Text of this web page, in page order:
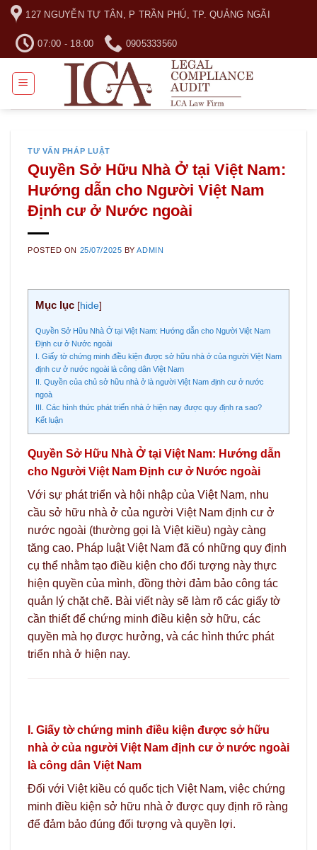
Skip
content
127 NGUYỄN TỰ TÂN, P TRẦN PHÚ, TP. QUẢNG NGÃI
07:00 - 18:00 0905333560
TƯ VẤN PHÁP LUẬT
Quyền Sở Hữu Nhà Ở tại Việt Nam:
Hướng dẫn cho Người Việt Nam
Định cư ở Nước ngoài
POSTED ON 25/07/2025 BYADMIN
Mục lục [hide]
Quyền Sở Hữu Nhà Ở tại Việt Nam: Hướng dẫn cho Người Việt Nam
Định cư ở Nước ngoài
I. Giấy tờ chứng minh điều kiện được sở hữu nhà ở của người Việt Nam
định cư ở nước ngoài là công dân Việt Nam
II. Quyền của chủ sở hữu nhà ở là người Việt Nam định cư ở nước
ngoà
III. Các hình thức phát triển nhà ở hiện nay được quy định ra sao?
Kết luận
Quyền Sở Hữu Nhà Ở tại Việt Nam: Hướng dẫn
cho Người Việt Nam Định cư ở Nước ngoài
Với sự phát triển và hội nhập của Việt Nam, nhu
cầu sở hữu nhà ở của người Việt Nam định cư ở
nước ngoài (thường gọi là Việt kiều) ngày càng
tăng cao. Pháp luật Việt Nam đã có những quy định
cụ thể nhằm tạo điều kiện cho đối tượng này thực
hiện quyền của mình, đồng thời đảm bảo công tác
quản lý chặt chẽ. Bài viết này sẽ làm rõ các giấy tờ
cần thiết để chứng minh điều kiện sở hữu, các
quyền mà họ được hưởng, và các hình thức phát
triển nhà ở hiện nay.
I. Giấy tờ chứng minh điều kiện được sở hữu
nhà ở của người Việt Nam định cư ở nước ngoài
là công dân Việt Nam
Đối với Việt kiều có quốc tịch Việt Nam, việc chứng
minh điều kiện sở hữu nhà ở được quy định rõ ràng
để đảm bảo đúng đối tượng và quyền lợi.